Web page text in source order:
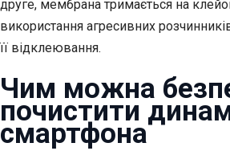
друге, мембрана тримається на
використання агресивних
її відклеювання.
Чим можна
почистити
смартфона